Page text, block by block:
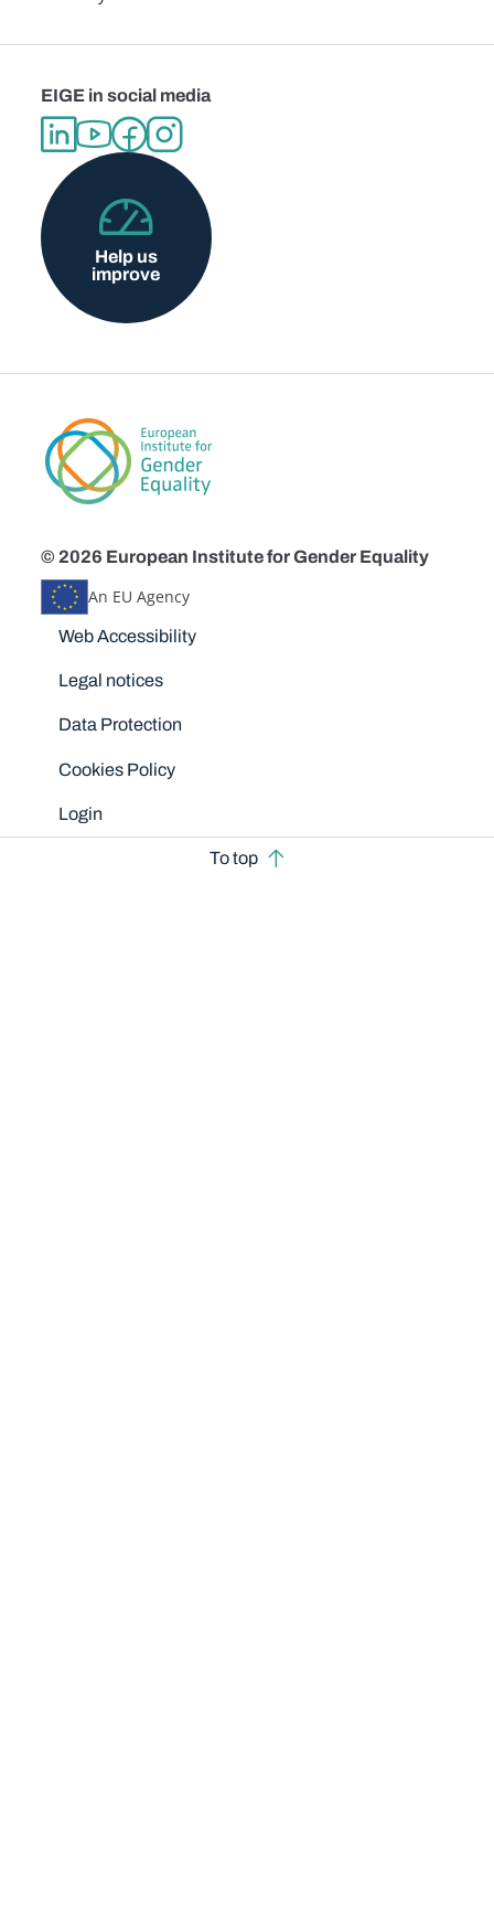
EIGE in social media
Help us
improve
© 2026 European Institute for Gender Equality
An EU Agency
Disclaimers
Web Accessibility
Legal notices
Data Protection
Cookies Policy
Login
To top